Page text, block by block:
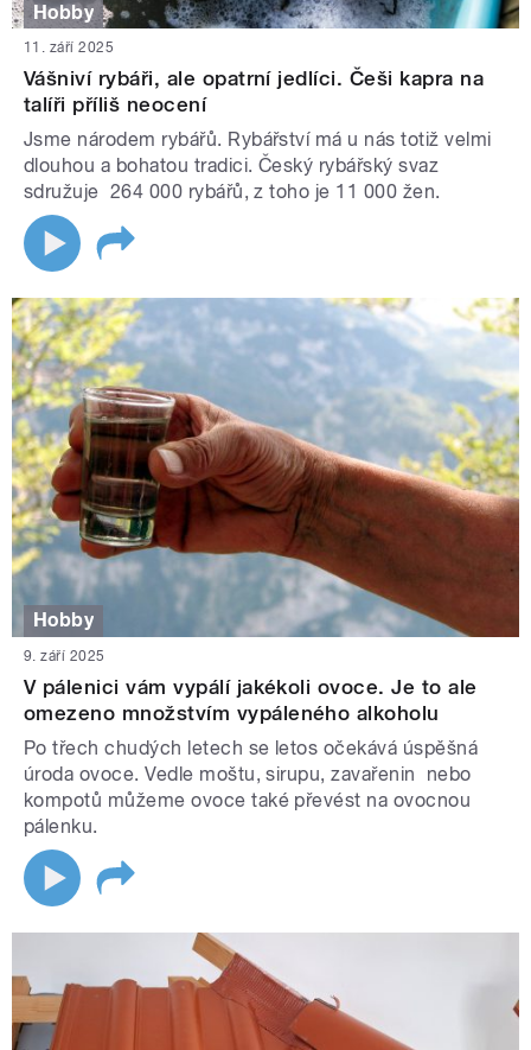
Hobby
11. září 2025
Vášniví rybáři, ale opatrní jedlíci. Češi kapra na
talíři příliš neocení
Jsme národem rybářů. Rybářství má u nás totiž velmi
dlouhou a bohatou tradici. Český rybářský svaz
sdružuje 264 000 rybářů, z toho je 11 000 žen.
Hobby
9. září 2025
V pálenici vám vypálí jakékoli ovoce. Je to ale
omezeno množstvím vypáleného alkoholu
Po třech chudých letech se letos očekává úspěšná
úroda ovoce. Vedle moštu, sirupu, zavařenin nebo
kompotů můžeme ovoce také převést na ovocnou
pálenku.